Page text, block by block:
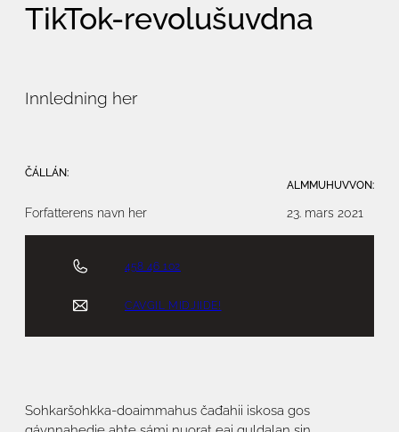
TikTok-revolušuvdna
Innledning her
ČÁLLÁN:
Forfatterens navn her
ALMMUHUVVON:
23. mars 2021
458 46 102
CAVGIL MIDJIIDE!
Sohkaršohkka-doaimmahus čađahii iskosa gos